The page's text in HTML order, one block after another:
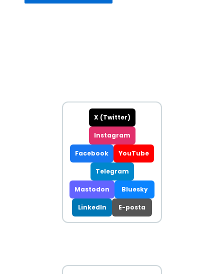
X (Twitter)
Instagram
Facebook YouTube
Telegram
Mastodon Bluesky
LinkedIn E-posta